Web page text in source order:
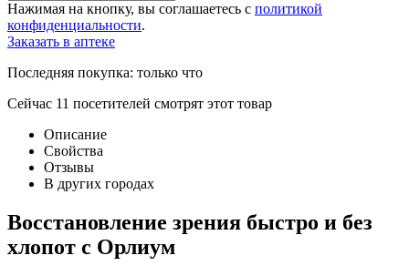
Нажимая на кнопку, вы соглашаетесь с политикой
конфиденциальности.
Заказать в аптеке
Последняя покупка: только что
Сейчас 11 посетителей смотрят этот товар
Описание
Свойства
Отзывы
В других городах
Восстановление зрения быстро и без
хлопот с Орлиум